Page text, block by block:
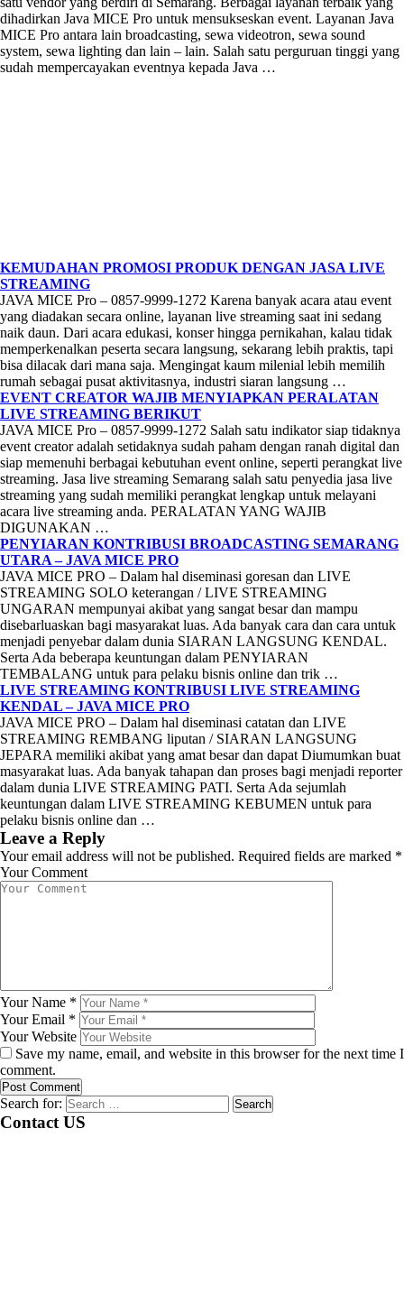
dihadirkan Java MICE Pro untuk mensukseskan event. Layanan Java
MICE Pro antara lain broadcasting, sewa videotron, sewa sound
system, sewa lighting dan lain – lain. Salah satu perguruan tinggi yang
sudah mempercayakan eventnya kepada Java …
KEMUDAHAN PROMOSI PRODUK DENGAN JASA LIVE
STREAMING
JAVA MICE Pro – 0857-9999-1272 Karena banyak acara atau event
yang diadakan secara online, layanan live streaming saat ini sedang
naik daun. Dari acara edukasi, konser hingga pernikahan, kalau tidak
memperkenalkan peserta secara langsung, sekarang lebih praktis, tapi
bisa dilacak dari mana saja. Mengingat kaum milenial lebih memilih
rumah sebagai pusat aktivitasnya, industri siaran langsung …
EVENT CREATOR WAJIB MENYIAPKAN PERALATAN
LIVE STREAMING BERIKUT
JAVA MICE Pro – 0857-9999-1272 Salah satu indikator siap tidaknya
event creator adalah setidaknya sudah paham dengan ranah digital dan
siap memenuhi berbagai kebutuhan event online, seperti perangkat live
streaming. Jasa live streaming Semarang salah satu penyedia jasa live
streaming yang sudah memiliki perangkat lengkap untuk melayani
acara live streaming anda. PERALATAN YANG WAJIB
DIGUNAKAN …
PENYIARAN KONTRIBUSI BROADCASTING SEMARANG
UTARA – JAVA MICE PRO
JAVA MICE PRO – Dalam hal diseminasi goresan dan LIVE
STREAMING SOLO keterangan / LIVE STREAMING
UNGARAN mempunyai akibat yang sangat besar dan mampu
disebarluaskan bagi masyarakat luas. Ada banyak cara dan cara untuk
menjadi penyebar dalam dunia SIARAN LANGSUNG KENDAL.
Serta Ada beberapa keuntungan dalam PENYIARAN
TEMBALANG untuk para pelaku bisnis online dan trik …
LIVE STREAMING KONTRIBUSI LIVE STREAMING
KENDAL – JAVA MICE PRO
JAVA MICE PRO – Dalam hal diseminasi catatan dan LIVE
STREAMING REMBANG liputan / SIARAN LANGSUNG
JEPARA memiliki akibat yang amat besar dan dapat Diumumkan buat
masyarakat luas. Ada banyak tahapan dan proses bagi menjadi reporter
dalam dunia LIVE STREAMING PATI. Serta Ada sejumlah
keuntungan dalam LIVE STREAMING KEBUMEN untuk para
pelaku bisnis online dan …
Leave a Reply
Your email address will not be published. Required fields are marked *
Your Comment
Your Name *
Your Email *
Your Website
Save my name, email, and website in this browser for the next time I
comment.
Search for:
Contact US